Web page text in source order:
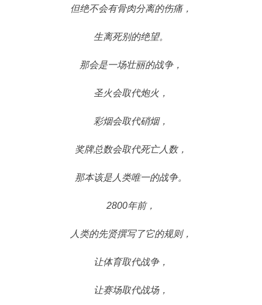
但绝不会有骨肉分离的伤痛，
生离死别的绝望。
那会是一场壮丽的战争，
圣火会取代炮火，
彩烟会取代硝烟，
奖牌总数会取代死亡人数，
那本该是人类唯一的战争。
2800年前，
人类的先贤撰写了它的规则，
让体育取代战争，
让赛场取代战场，